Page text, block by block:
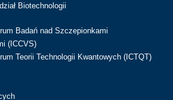
Biotechnologii
Badań nad Szczepionkami
(ICCVS)
Teorii Technologii Kwantowych (ICTQT)